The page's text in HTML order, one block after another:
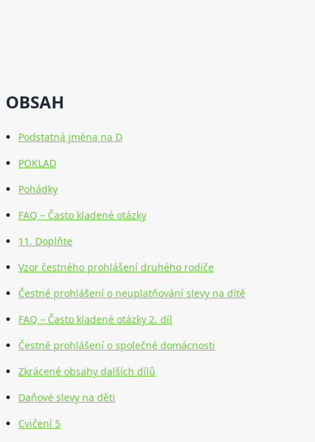
OBSAH
Podstatná jména na D
POKLAD
Pohádky
FAQ – Často kladené otázky
11. Doplňte
Vzor čestného prohlášení druhého rodiče
Čestné prohlášení o neuplatňování slevy na dítě
FAQ – Často kladené otázky 2. díl
Čestné prohlášení o společné domácnosti
Zkrácené obsahy dalších dílů
Daňové slevy na děti
Cvičení 5